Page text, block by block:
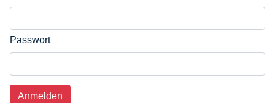
Passwort
Anmelden